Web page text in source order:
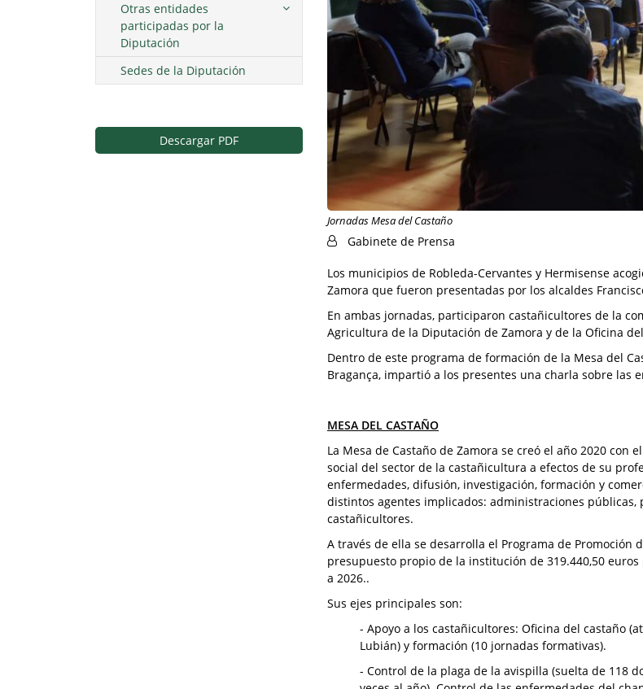
Jornadas Mesa del Castaño
Gabinete de Prensa
Los municipios de Robleda-Cervantes y Hermisense
Zamora que fueron presentadas por los alcaldes
En ambas jornadas, participaron castañicultores de la
Agricultura de la Diputación de Zamora y de la Oficina
Dentro de este programa de formación de la Mesa del
Bragança, impartió a los presentes una charla sobre las
MESA DEL CASTAÑO
La Mesa de Castaño de Zamora se creó el año 2020
social del sector de la castañicultura a efectos de su
enfermedades, difusión, investigación, formación y
distintos agentes implicados: administraciones
castañicultores.
A través de ella se desarrolla el Programa de
presupuesto propio de la institución de 319.440,50
a 2026..
Sus ejes principales son:
- Apoyo a los castañicultores: Oficina del castaño
Lubián) y formación (10 jornadas formativas).
- Control de la plaga de la avispilla (suelta de 118
Otras entidades
participadas por la
Diputación
Sedes de la Diputación
Descargar PDF